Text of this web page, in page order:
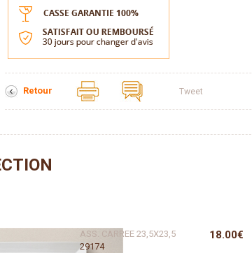
Retour Tweet
ASS. CARREE 23,5X23,5
29174
18.00€